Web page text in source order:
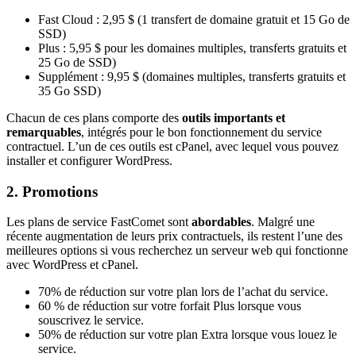
Fast Cloud : 2,95 $ (1 transfert de domaine gratuit et 15 Go de
SSD)
Plus : 5,95 $ pour les domaines multiples, transferts gratuits et
25 Go de SSD)
Supplément : 9,95 $ (domaines multiples, transferts gratuits et
35 Go SSD)
Chacun de ces plans comporte des outils importants et
remarquables, intégrés pour le bon fonctionnement du service
contractuel. L’un de ces outils est cPanel, avec lequel vous pouvez
installer et configurer WordPress.
2. Promotions
Les plans de service FastComet sont abordables. Malgré une
récente augmentation de leurs prix contractuels, ils restent l’une des
meilleures options si vous recherchez un serveur web qui fonctionne
avec WordPress et cPanel.
70% de réduction sur votre plan lors de l’achat du service.
60 % de réduction sur votre forfait Plus lorsque vous
souscrivez le service.
50% de réduction sur votre plan Extra lorsque vous louez le
service.